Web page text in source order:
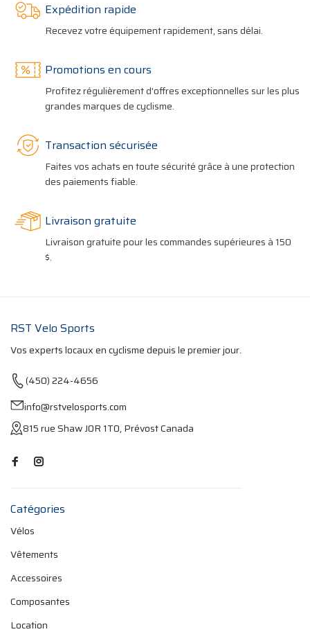
Expédition rapide
Recevez votre équipement rapidement, sans délai.
Promotions en cours
Profitez régulièrement d'offres exceptionnelles sur les plus
grandes marques de cyclisme.
Transaction sécurisée
Faites vos achats en toute sécurité grâce à une protection
des paiements fiable.
Livraison gratuite
Livraison gratuite pour les commandes supérieures à 150
$.
RST Velo Sports
Vos experts locaux en cyclisme depuis le premier jour.
(450) 224-4656
info@rstvelosports.com
815 rue Shaw J0R 1T0, Prévost Canada
Catégories
Vélos
Vêtements
Accessoires
Composantes
Location